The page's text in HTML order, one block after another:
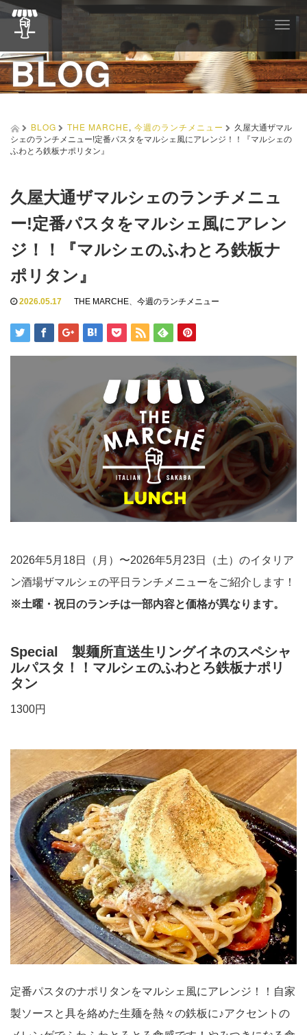
T
g
g
l
e
v
o
BLOG
BLOG THE MARCHE, 今週のランチメニュー
久屋大通ザマル
シェのランチメニュー!定番パスタをマルシェ風にアレンジ！！『マルシェの
ふわとろ鉄板ナポリタン』
久屋大通ザマルシェのランチメニュ
ー!定番パスタをマルシェ風にアレン
ジ！！『マルシェのふわとろ鉄板ナ
ポリタン』
2026.05.17 THE MARCHE、 今週のランチメニュー
2026年5月18日（月）〜2026年5月23日（土）のイタリア
ン酒場ザマルシェの平日ランチメニューをご紹介します！
※土曜・祝日のランチは一部内容と価格が異なります。
Special 製麺所直送生リングイネのスペシャ
ルパスタ！！マルシェのふわとろ鉄板ナポリ
タン
1300円
定番パスタのナポリタンをマルシェ風にアレンジ！！自家
製ソースと具を絡めた生麺を熱々の鉄板に♪アクセントの